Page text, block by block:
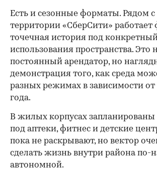
Есть и сезонные форматы. Рядом
территории «СберСити»
точечная история под
использования пространства. Это
постоянный арендатор, но
демонстрация того, как среда
разных режимах в зависимости
года.
В жилых корпусах
под аптеки, фитнес и детские
пока не раскрывают, но вектор
сделать жизнь внутри района по-
автономной.